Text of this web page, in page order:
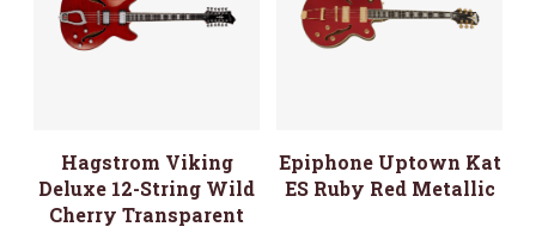
Hagstrom Viking
Deluxe 12-String Wild
Cherry Transparent
Epiphone Uptown Kat
ES Ruby Red Metallic